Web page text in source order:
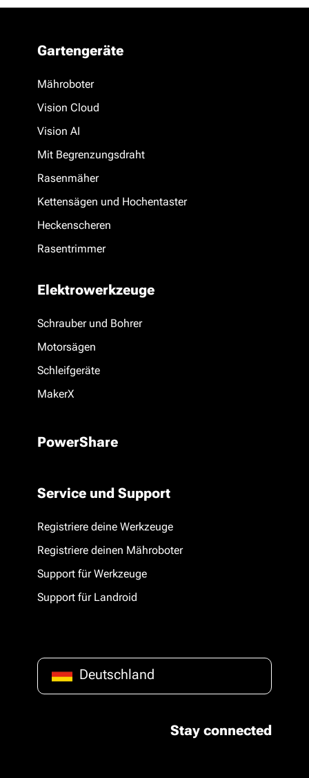
Gartengeräte
Mähroboter
Vision Cloud
Vision AI
Mit Begrenzungsdraht
Rasenmäher
Kettensägen und Hochentaster
Heckenscheren
Rasentrimmer
Elektrowerkzeuge
Schrauber und Bohrer
Motorsägen
Schleifgeräte
MakerX
PowerShare
Service und Support
Registriere deine Werkzeuge
Registriere deinen Mähroboter
Support für Werkzeuge
Support für Landroid
Deutschland
Stay connected